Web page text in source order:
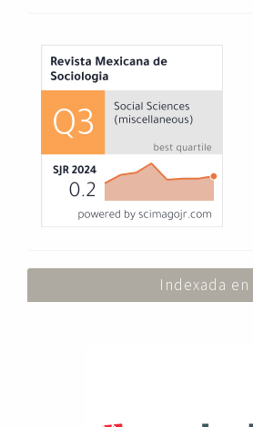
Index
Indexada en